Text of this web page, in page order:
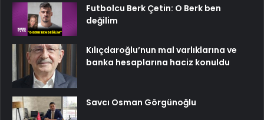
Futbolcu Berk Çetin: O Berk ben
değilim
Kılıçdaroğlu’nun mal varlıklarına ve
banka hesaplarına haciz konuldu
Savcı Osman Görgünoğlu